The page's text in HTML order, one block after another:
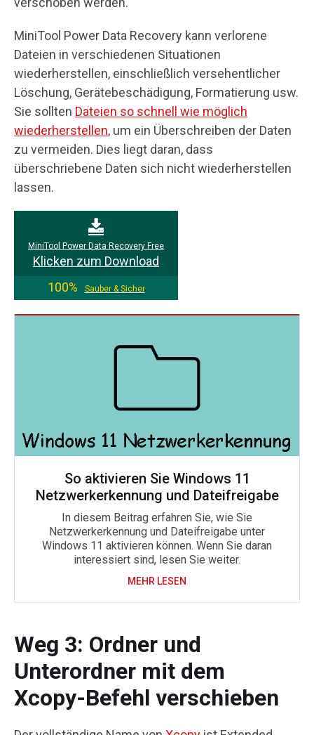
MiniTool Power Data Recovery kann verlorene
Dateien in verschiedenen Situationen
wiederherstellen, einschließlich versehentlicher
Löschung, Gerätebeschädigung, Formatierung usw.
Sie sollten Dateien so schnell wie möglich
wiederherstellen, um ein Überschreiben der Daten
zu vermeiden. Dies liegt daran, dass
überschriebene Daten sich nicht wiederherstellen
lassen.
MiniTool Power Data Recovery Free
Klicken zum Download
100%
Sauber & Sicher
So aktivieren Sie Windows 11
Netzwerkerkennung und Dateifreigabe
In diesem Beitrag erfahren Sie, wie Sie
Netzwerkerkennung und Dateifreigabe unter
Windows 11 aktivieren können. Wenn Sie daran
interessiert sind, lesen Sie weiter.
MEHR LESEN
Weg 3: Ordner und
Unterordner mit dem
Xcopy-Befehl verschieben